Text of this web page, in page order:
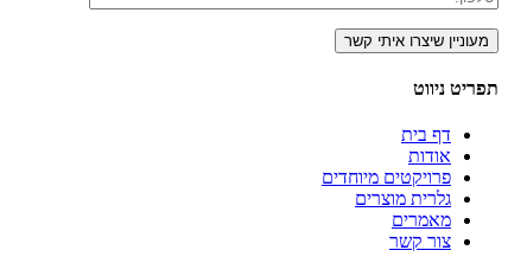
תפריט ניווט
דף בית
אודות
פרויקטים מיוחדים
גלרית מוצרים
מאמרים
צור קשר